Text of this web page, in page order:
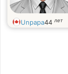
Unpapa44 лет